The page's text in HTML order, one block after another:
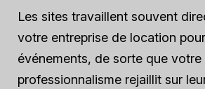
Les sites travaillent souvent
votre entreprise de location
événements, de sorte que votre
professionnalisme rejaillit sur